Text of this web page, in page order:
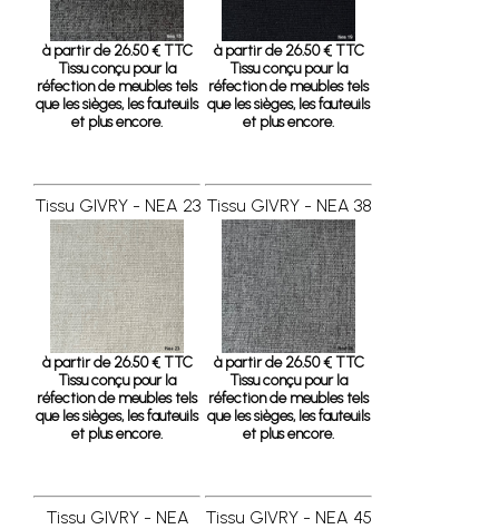
à partir de 26.50 € TTC
Tissu conçu pour la
réfection de meubles tels
que les sièges, les fauteuils
et plus encore.
à partir de 26.50 € TTC
Tissu conçu pour la
réfection de meubles tels
que les sièges, les fauteuils
et plus encore.
Tissu GIVRY - NEA 23
à partir de 26.50 € TTC
Tissu conçu pour la
réfection de meubles tels
que les sièges, les fauteuils
et plus encore.
Tissu GIVRY - NEA 38
à partir de 26.50 € TTC
Tissu conçu pour la
réfection de meubles tels
que les sièges, les fauteuils
et plus encore.
Tissu GIVRY - NEA
Tissu GIVRY - NEA 45